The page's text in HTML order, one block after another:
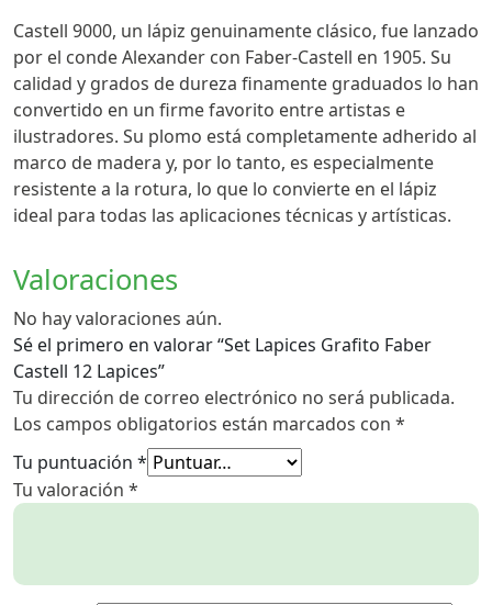
Castell 9000, un lápiz genuinamente clásico, fue lanzado
por el conde Alexander con Faber-Castell en 1905. Su
calidad y grados de dureza finamente graduados lo han
convertido en un firme favorito entre artistas e
ilustradores. Su plomo está completamente adherido al
marco de madera y, por lo tanto, es especialmente
resistente a la rotura, lo que lo convierte en el lápiz
ideal para todas las aplicaciones técnicas y artísticas.
Valoraciones
No hay valoraciones aún.
Sé el primero en valorar “Set Lapices Grafito Faber
Castell 12 Lapices”
Tu dirección de correo electrónico no será publicada.
Los campos obligatorios están marcados con *
Tu puntuación *
Tu valoración *